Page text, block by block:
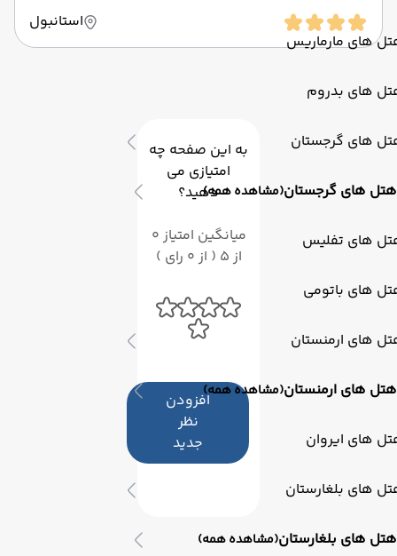
های مارماریس
های بدروم
های گرجستان
هتل های گرجستان(مشاهده همه)
های تفلیس
های باتومی
های ارمنستان
هتل های ارمنستان(مشاهده همه)
های ایروان
های بلغارستان
هتل های بلغارستان(مشاهده همه)
استانبول
به این صفحه چه
امتیازی می
دهید؟
میانگین امتیاز 0
از 5 ( از 0 رای )
افزودن
نظر
جدید